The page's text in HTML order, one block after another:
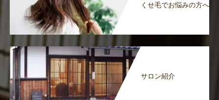
くせ毛でお悩みの方へ
サロン紹介